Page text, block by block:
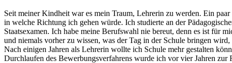
Seit meiner Kindheit war es mein Traum, Lehrerin zu werden. Ein
in welche Richtung ich gehen würde. Ich studierte an der
Staatsexamen. Ich habe meine Berufswahl nie bereut, denn es ist für
und niemals vorher zu wissen, was der Tag in der Schule bringen wird,
Nach einigen Jahren als Lehrerin wollte ich Schule mehr gestalten
Durchlaufen des Bewerbungsverfahrens wurde ich vor vier Jahren zur